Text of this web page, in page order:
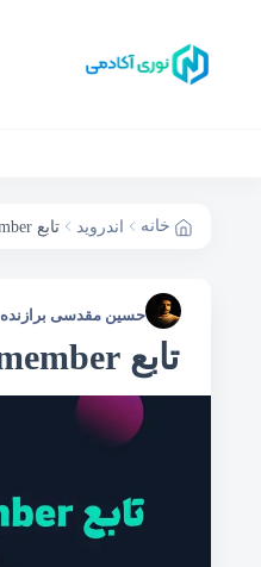
خانه اندروید تابع remember در کامپوز jetpack compose
حسین مقدسی برازنده
تابع remember در کامپوز jetpack compose